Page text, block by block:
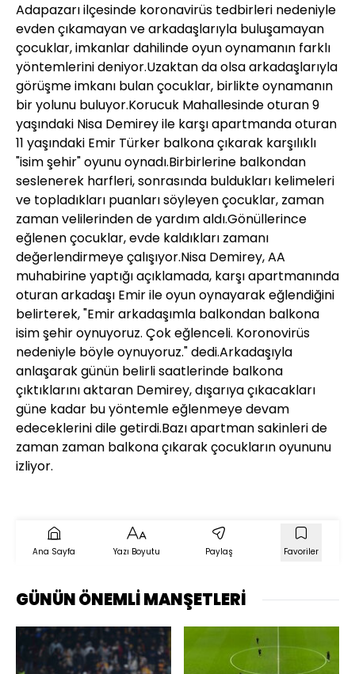
Adapazarı ilçesinde koronavirüs tedbirleri nedeniyle
evden çıkamayan ve arkadaşlarıyla buluşamayan
çocuklar, imkanlar dahilinde oyun oynamanın farklı
yöntemlerini deniyor.Uzaktan da olsa arkadaşlarıyla
görüşme imkanı bulan çocuklar, birlikte oynamanın
bir yolunu buluyor.Korucuk Mahallesinde oturan 9
yaşındaki Nisa Demirey ile karşı apartmanda oturan
11 yaşındaki Emir Türker balkona çıkarak karşılıklı
"isim şehir" oyunu oynadı.Birbirlerine balkondan
seslenerek harfleri, sonrasında buldukları kelimeleri
ve topladıkları puanları söyleyen çocuklar, zaman
zaman velilerinden de yardım aldı.Gönüllerince
eğlenen çocuklar, evde kaldıkları zamanı
değerlendirmeye çalışıyor.Nisa Demirey, AA
muhabirine yaptığı açıklamada, karşı apartmanında
oturan arkadaşı Emir ile oyun oynayarak eğlendiğini
belirterek, "Emir arkadaşımla balkondan balkona
isim şehir oynuyoruz. Çok eğlenceli. Koronovirüs
nedeniyle böyle oynuyoruz." dedi.Arkadaşıyla
anlaşarak günün belirli saatlerinde balkona
çıktıklarını aktaran Demirey, dışarıya çıkacakları
güne kadar bu yöntemle eğlenmeye devam
edeceklerini dile getirdi.Bazı apartman sakinleri de
zaman zaman balkona çıkarak çocukların oyununu
izliyor.
Ana Sayfa Yazı Boyutu Paylaş Favoriler
GÜNÜN ÖNEMLİ MANŞETLERİ